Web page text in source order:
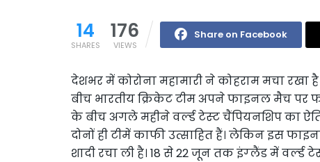
14
SHARES
176
VIEWS
Share on Facebook
देशभर में कोरोना महामारी ने कोहराम मचा
बीच भारतीय क्रिकेट टीम अपने फाइनल मैच पर
के बीच अगले महीने वर्ल्‍ड टेस्‍ट चैंपियनशिप का
दोनों ही टीमें काफी उत्साहित हैं। लेकिन इस
शादी रचा ली है। 18 से 22 जून तक इंग्‍लैंड में